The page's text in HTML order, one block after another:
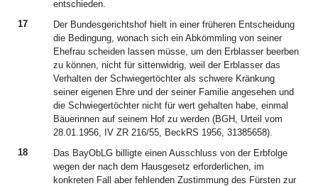
entschieden.
17
Der Bundesgerichtshof hielt in einer früheren Entscheidung
die Bedingung, wonach sich ein Abkömmling von seiner
Ehefrau scheiden lassen müsse, um den Erblasser beerben
zu können, nicht für sittenwidrig, weil der Erblasser das
Verhalten der Schwiegertöchter als schwere Kränkung
seiner eigenen Ehre und der seiner Familie angesehen und
die Schwiegertöchter nicht für wert gehalten habe, einmal
Bäuerinnen auf seinem Hof zu werden (BGH, Urteil vom
28.01.1956, IV ZR 216/55, BeckRS 1956, 31385658).
18
Das BayObLG billigte einen Ausschluss von der Erbfolge
wegen der nach dem Hausgesetz erforderlichen, im
konkreten Fall aber fehlenden Zustimmung des Fürsten zur